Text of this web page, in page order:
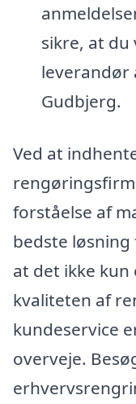
sikre, at
leverandør
Gudbjerg.
Ved at
forståelse af
bedste
at det ikke
kvaliteten af
kundeservice
overveje.